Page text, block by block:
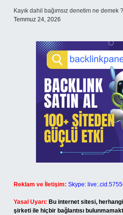
Kayık dahil bağımsız denetim ne demek ?
Temmuz 24, 2026
Reklam ve İletişim: Skype:
Yasal Uyarı: Bu internet sitesi,
şirketi ile hiçbir bağlantısı